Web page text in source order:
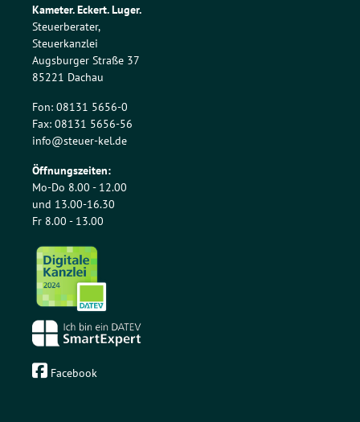
Kameter. Eckert. Luger.
Steuerberater,
Steuerkanzlei
Augsburger Straße 37
85221 Dachau
Fon: 08131 5656-0
Fax: 08131 5656-56
info@steuer-kel.de
Öffnungszeiten:
Mo-Do 8.00 - 12.00
und 13.00-16.30
Fr 8.00 - 13.00
Facebook